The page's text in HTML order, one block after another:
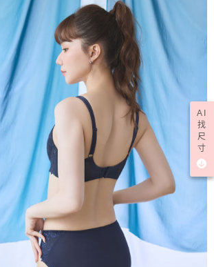
AI
找
尺
寸